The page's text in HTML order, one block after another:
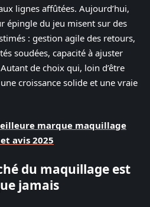
lignes affûtées. Aujourd’hui,
épingle du jeu misent sur des
: gestion agile des retours,
soudées, capacité à ajuster
de choix qui, loin d’être
croissance solide et une vraie
marque maquillage
avis 2025
du maquillage est
jamais